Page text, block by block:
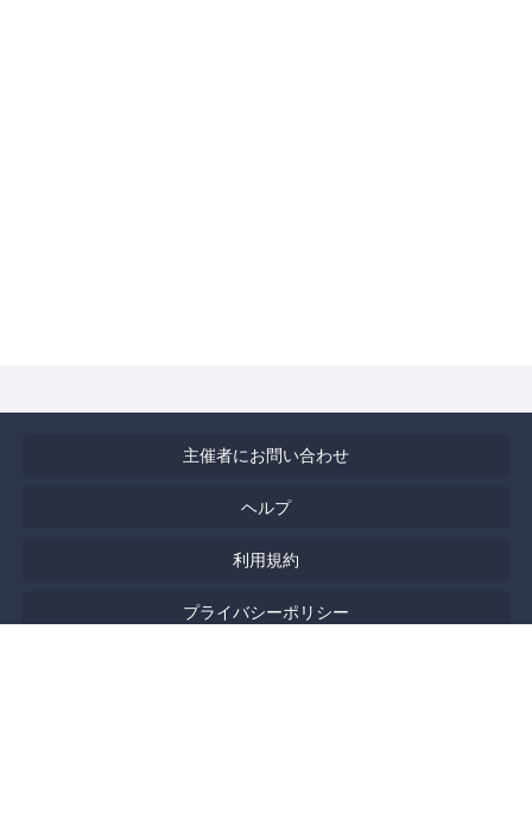
主催者にお問い合わせ
ヘルプ
利用規約
プライバシーポリシー